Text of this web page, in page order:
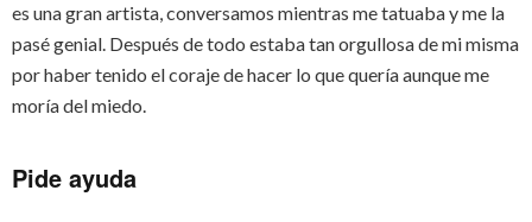
es una gran artista, conversamos mientras me tatuaba y me la
pasé genial. Después de todo estaba tan orgullosa de mi misma
por haber tenido el coraje de hacer lo que quería aunque me
moría del miedo.
Pide ayuda